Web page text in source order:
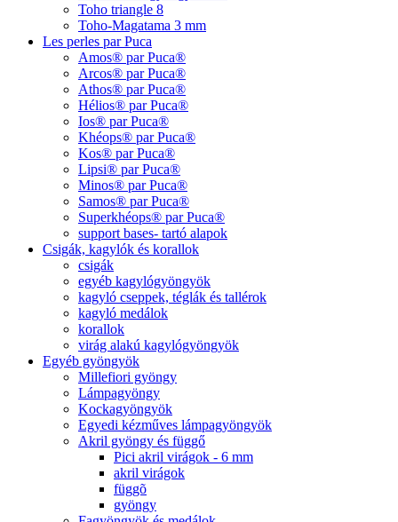
Toho triangle 8
Toho-Magatama 3 mm
Les perles par Puca
Amos® par Puca®
Arcos® par Puca®
Athos® par Puca®
Hélios® par Puca®
Ios® par Puca®
Khéops® par Puca®
Kos® par Puca®
Lipsi® par Puca®
Minos® par Puca®
Samos® par Puca®
Superkhéops® par Puca®
support bases- tartó alapok
Csigák, kagylók és korallok
csigák
egyéb kagylógyöngyök
kagyló cseppek, téglák és tallérok
kagyló medálok
korallok
virág alakú kagylógyöngyök
Egyéb gyöngyök
Millefiori gyöngy
Lámpagyöngy
Kockagyöngyök
Egyedi kézműves lámpagyöngyök
Akril gyöngy és függő
Pici akril virágok - 6 mm
akril virágok
függõ
gyöngy